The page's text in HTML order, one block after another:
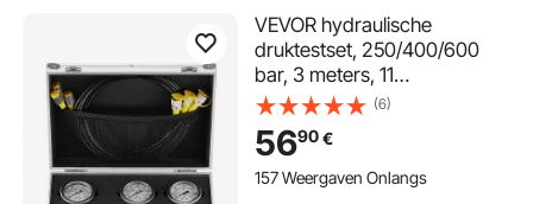
VEVOR hydraulische
druktestset, 250/400/600
bar, 3 meters, 11
testkoppelingen, 3
testslangen, hydraulische
testset voor graafmachines
met draagbare draagtas
(6)
5690€
157 Weergaven Onlangs